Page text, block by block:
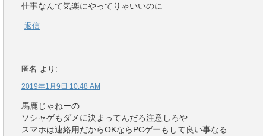
仕事なんて気楽にやってりゃいいのに
返信
匿名 より:
2019年1月9日 10:48 AM
馬鹿じゃねーの
ソシャゲもダメに決まってんだろ注意しろや
スマホは連絡用だからOKならPCゲーもして良い事なる